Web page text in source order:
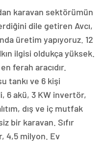
karavan sektörümün
dile getiren Avcı,
üretim yapıyoruz. 12
ilgisi oldukça yüksek.
ferah aracıdır.
tankı ve 6 kişi
6 akü, 3 KW invertör,
dış ve iç mutfak
bir karavan. Sıfır
4,5 milyon. Ev